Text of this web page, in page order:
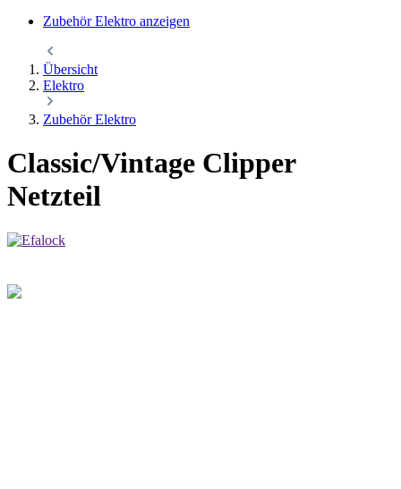
Zubehör Elektro anzeigen
Übersicht
Elektro
Zubehör Elektro
Classic/Vintage Clipper
Netzteil